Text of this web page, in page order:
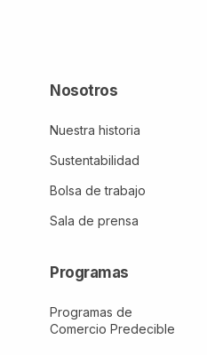
Nosotros
Nuestra historia
Sustentabilidad
Bolsa de trabajo
Sala de prensa
Programas
Programas de
Comercio Predecible